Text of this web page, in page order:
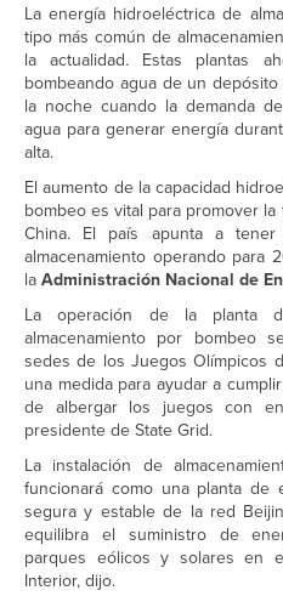
La energía hidroeléctrica de
tipo más común de
la actualidad. Estas plantas
bombeando agua de un
la noche cuando la demanda
agua para generar energía
alta.
El aumento de la capacidad
bombeo es vital para promover
China. El país apunta a
almacenamiento operando para
laAdministración Nacional de
La operación de la planta
almacenamiento por bombeo
sedes de los Juegos Olímpicos
una medida para ayudar a
de albergar los juegos con
presidente de State Grid.
La instalación de
funcionará como una planta de
segura y estable de la red
equilibra el suministro de
parques eólicos y solares en
Interior, dijo.